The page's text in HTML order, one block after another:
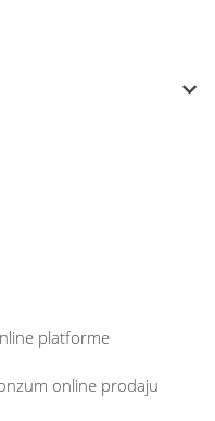
platforme
online prodaju